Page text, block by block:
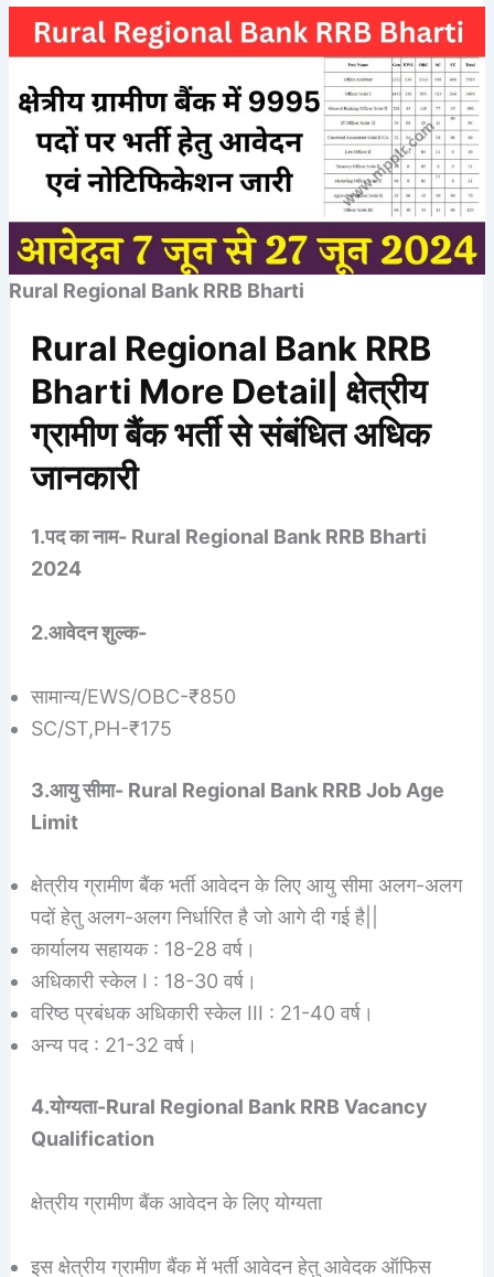
Rural Regional Bank RRB Bharti
Rural Regional Bank RRB
Bharti More Detail| क्षेत्रीय
ग्रामीण बैंक भर्ती से संबंधित अधिक
जानकारी
1.पद का नाम- Rural Regional Bank RRB Bharti
2024
2.आवेदन शुल्क-
सामान्य/EWS/OBC-₹850
SC/ST,PH-₹175
3.आयु सीमा- Rural Regional Bank RRB Job Age
Limit
क्षेत्रीय ग्रामीण बैंक भर्ती आवेदन के लिए आयु सीमा अलग-अलग
पदों हेतु अलग-अलग निर्धारित है जो आगे दी गई है||
कार्यालय सहायक : 18-28 वर्ष।
अधिकारी स्केल I : 18-30 वर्ष।
वरिष्ठ प्रबंधक अधिकारी स्केल III : 21-40 वर्ष।
अन्य पद : 21-32 वर्ष।
4.योग्यता-Rural Regional Bank RRB Vacancy
Qualification
क्षेत्रीय ग्रामीण बैंक आवेदन के लिए योग्यता
इस क्षेत्रीय ग्रामीण बैंक में भर्ती आवेदन हेतु आवेदक ऑफिस